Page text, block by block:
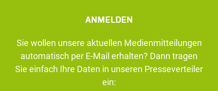
ANMELDEN
Sie wollen unsere aktuellen Medienmitteilungen
automatisch per E-Mail erhalten? Dann tragen
Sie einfach Ihre Daten in unseren Presseverteiler
ein: